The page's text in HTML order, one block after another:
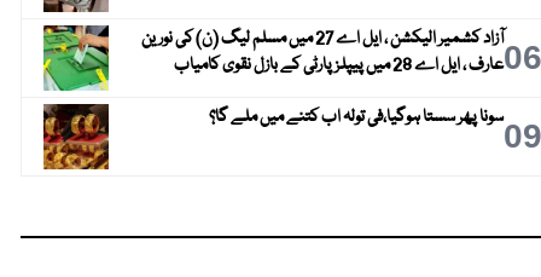
06
آزاد کشمیر الیکشن ، ایل اے 27 میں مسلم لیگ (ن) کی نورین
عارف ، ایل اے 28 میں پیپلز پارٹی کے بازل نقوی کامیاب
09سونا پھر سستا ہوگیا،فی تولہ اب کتنے میں ملے گا؟